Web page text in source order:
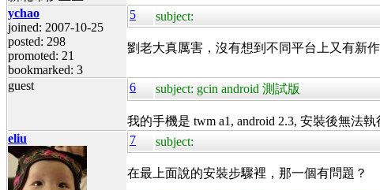
ychao
joined: 2007-10-25
posted: 298
promoted: 21
bookmarked: 3
5 subject:
劉老大真厲害，沒有想到不同平台上又有新
guest 6 subject: gcin android 測試版
我的手機是 twm a1, android 2.3, 安裝後無法
eliu
7 subject:
在最上面說的安裝步驟裡，那一個有問題？